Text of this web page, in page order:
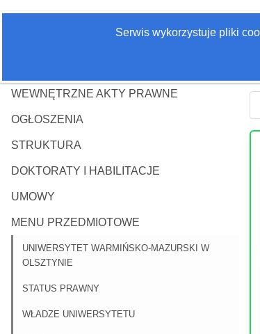
Serwis wykorzystuje pliki
WEWNĘTRZNE AKTY PRAWNE
OGŁOSZENIA
STRUKTURA
DOKTORATY I HABILITACJE
UMOWY
MENU PRZEDMIOTOWE
UNIWERSYTET WARMIŃSKO-MAZURSKI W
OLSZTYNIE
STATUS PRAWNY
WŁADZE UNIWERSYTETU